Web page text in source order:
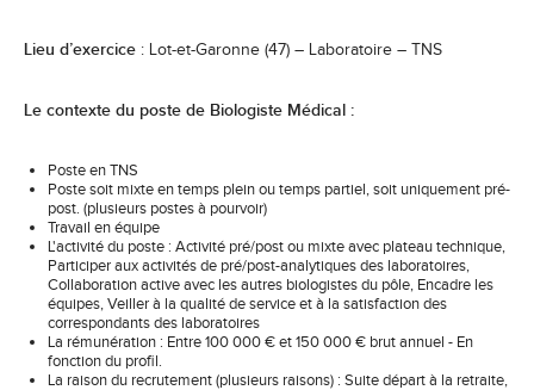
Lieu d’exercice : Lot-et-Garonne (47) – Laboratoire – TNS
Le contexte du poste de Biologiste Médical :
Poste en TNS
Poste soit mixte en temps plein ou temps partiel, soit uniquement pré-
post. (plusieurs postes à pourvoir)
Travail en équipe
L'activité du poste : Activité pré/post ou mixte avec plateau technique,
Participer aux activités de pré/post-analytiques des laboratoires,
Collaboration active avec les autres biologistes du pôle, Encadre les
équipes, Veiller à la qualité de service et à la satisfaction des
correspondants des laboratoires
La rémunération : Entre 100 000 € et 150 000 € brut annuel - En
fonction du profil.
La raison du recrutement (plusieurs raisons) : Suite départ à la retraite,